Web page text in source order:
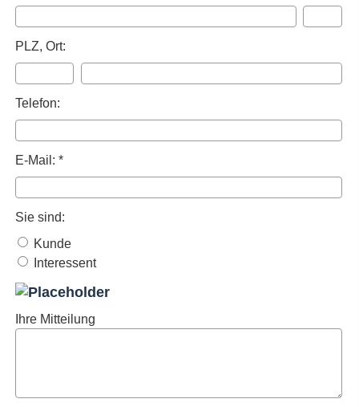
PLZ, Ort:
Telefon:
E-Mail: *
Sie sind:
Kunde
Interessent
Ihre Mitteilung